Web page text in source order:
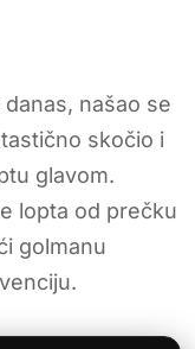
našao se
skočio i
glavom.
lopta od prečku
golmanu